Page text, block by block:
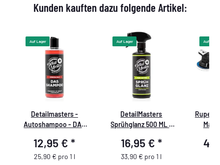
Kunden kauften dazu folgende Artikel:
Auf Lager
Detailmasters -
Autoshampoo - DAS
12,95 €*
25,90 € pro 1 l
Auf Lager
DetailMasters
Sprühglanz 500 ML -
16,95 € *
33,90 € pro 1 l
Auf Lager
Rupes
Mark